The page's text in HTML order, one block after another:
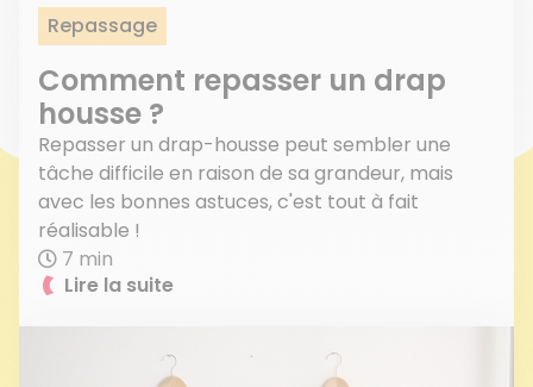
Repassage
Comment repasser un drap
housse ?
Repasser un drap-housse peut sembler une
tâche difficile en raison de sa grandeur, mais
avec les bonnes astuces, c'est tout à fait
réalisable !
7 min
Lire la suite